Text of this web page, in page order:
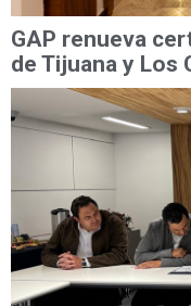
GAP renueva
de Tijuana y Los